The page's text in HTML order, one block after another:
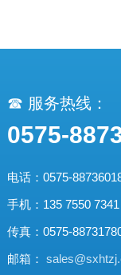
☎ 服务热线：
0575-
电话：0575-
手机：135 7550 7341
传真：0575-
邮箱：